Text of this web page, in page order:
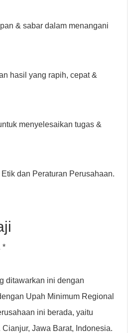
& sabar dalam menangani
hasil yang rapih, cepat &
menyelesaikan tugas &
dan Peraturan Perusahaan.
*
ditawarkan ini dengan
Upah Minimum Regional
ini berada, yaitu
Jawa Barat, Indonesia.